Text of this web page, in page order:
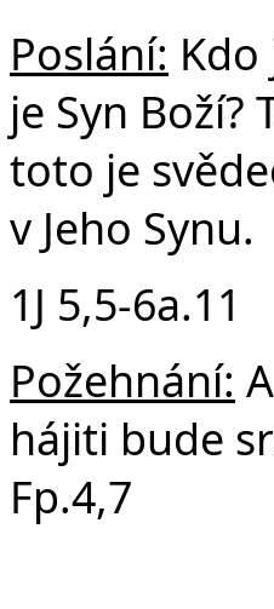
Poslání:
je Syn Boží?
toto je
v Jeho Synu.
1J 5,5-6a.11
Požehnání:
hájiti bude
Fp.4,7